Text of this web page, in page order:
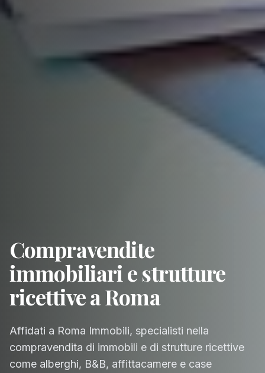
Compravendite
immobiliari e strutture
ricettive a Roma
Affidati a Roma Immobili, specialisti nella
compravendita di immobili e di strutture ricettive
come alberghi, B&B, affittacamere e case